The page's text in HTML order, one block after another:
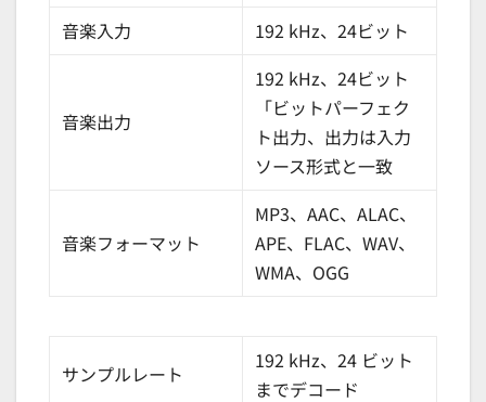
音楽入力
192 kHz、24ビット
音楽出力
192 kHz、24ビット
「ビットパーフェク
ト出力、出力は入力
ソース形式と一致
音楽フォーマット
MP3、AAC、ALAC、
APE、FLAC、WAV、
WMA、OGG
サンプルレート
192 kHz、24 ビット
までデコード